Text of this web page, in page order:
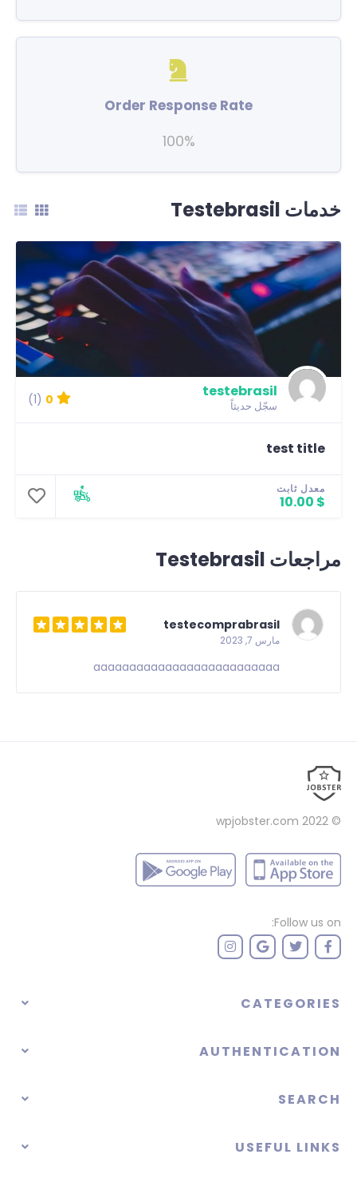
Order Response Rate
100%
خدمات Testebrasil
testebrasil
سجّل حديثاً 0
(1)
test title
معدل ثابت
$ 10.00
مراجعات Testebrasil
testecomprabrasil
مارس 7, 2023
aaaaaaaaaaaaaaaaaaaaaaaaaa
© 2022
wpjobster.com
Follow us on:
CATEGORIES
AUTHENTICATION
SEARCH
USEFUL LINKS